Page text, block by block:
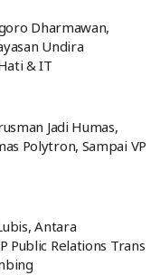
Dharmawan,
Undira
& IT
Jadi Humas,
Polytron, Sampai VP
Antara
Public Relations Trans